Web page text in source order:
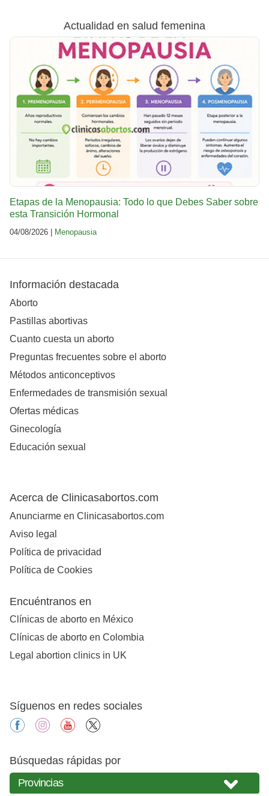
Actualidad en salud femenina
Etapas de la Menopausia: Todo lo que Debes Saber sobre
esta Transición Hormonal
04/08/2026 | Menopausia
Información destacada
Aborto
Pastillas abortivas
Cuanto cuesta un aborto
Preguntas frecuentes sobre el aborto
Métodos anticonceptivos
Enfermedades de transmisión sexual
Ofertas médicas
Ginecología
Educación sexual
Acerca de Clinicasabortos.com
Anunciarme en Clinicasabortos.com
Aviso legal
Política de privacidad
Política de Cookies
Encuéntranos en
Clínicas de aborto en México
Clínicas de aborto en Colombia
Legal abortion clinics in UK
Síguenos en redes sociales
facebookinstagramyoutube
Búsquedas rápidas por